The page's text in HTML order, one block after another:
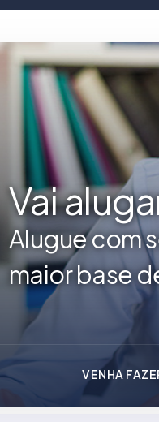
Vai
Alugue com
maior base
VENHA